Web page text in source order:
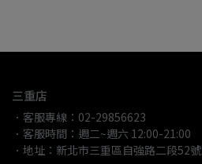
三重店
．客服專線：02-29856623
．客服時間：週二~週六 12:00-21:00
．地址：新北市三重區自強路二段52號